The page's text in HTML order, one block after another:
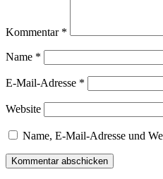
Kommentar *
Name *
E-Mail-Adresse *
Website
Name, E-Mail-Adresse und